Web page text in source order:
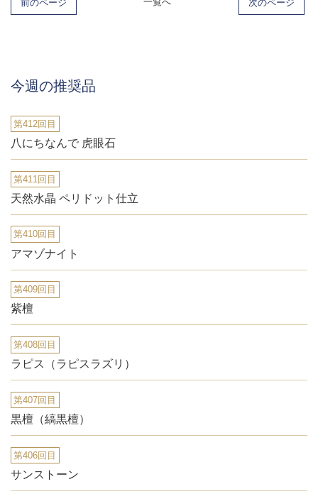
今週の推奨品
第412回目
八にちなんで 虎眼石
第411回目
天然水晶 ペリドット仕立
第410回目
アマゾナイト
第409回目
紫檀
第408回目
ラピス（ラピスラズリ）
第407回目
黒檀（縞黒檀）
第406回目
サンストーン